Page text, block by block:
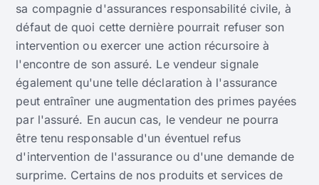
sa compagnie d'assurances responsabilité civile, à
défaut de quoi cette dernière pourrait refuser son
intervention ou exercer une action récursoire à
l'encontre de son assuré. Le vendeur signale
également qu'une telle déclaration à l'assurance
peut entraîner une augmentation des primes payées
par l'assuré. En aucun cas, le vendeur ne pourra
être tenu responsable d'un éventuel refus
d'intervention de l'assurance ou d'une demande de
surprime. Certains de nos produits et services de